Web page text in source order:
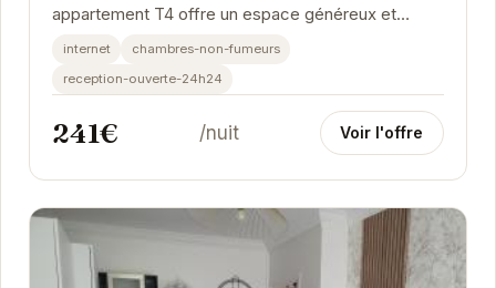
appartement T4 offre un espace généreux et
lumineux pour votre séjour. Entièrement équipé, il...
internet
chambres-non-fumeurs
reception-ouverte-24h24
241€ /nuit Voir l'offre